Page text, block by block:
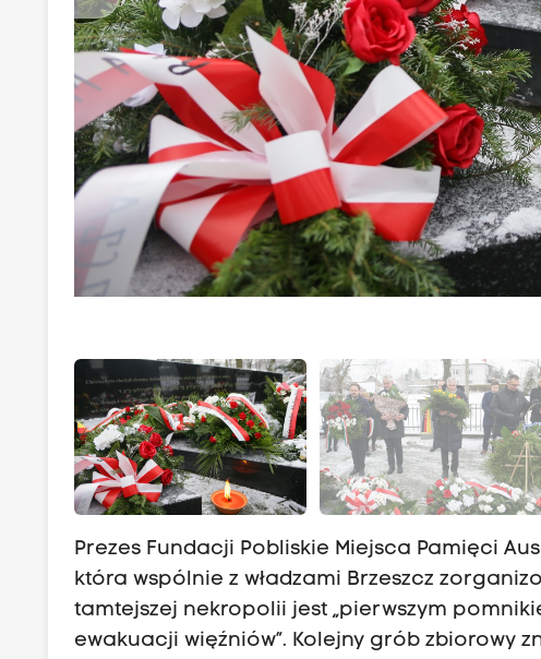
Prezes Fundacji Pobliskie Miejsca Pamięci
która wspólnie z władzami Brzeszcz
tamtejszej nekropolii jest „pierwszym
ewakuacji więźniów”. Kolejny grób zbiorowy